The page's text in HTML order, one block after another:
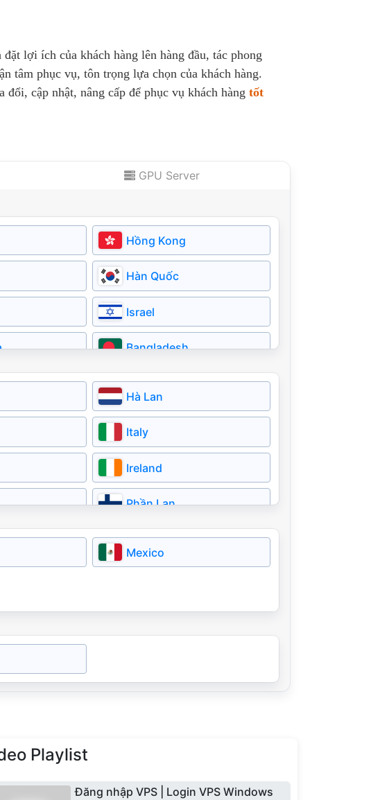
đặt lợi ích của khách hàng lên hàng đầu, tác phong
tâm phục vụ, tôn trọng lựa chọn của khách hàng.
đổi, cập nhật, nâng cấp để phục vụ khách hàng tốt
GPU Server
Hồng Kong
Hàn Quốc
Israel
Bangladesh
Bahrain
Hà Lan
Italy
Ireland
Phần Lan
Romania
North Macedonia
Mexico
Playlist
Đăng nhập VPS | Login VPS Windows